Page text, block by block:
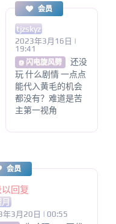
会员
tjzskyz
2023年3月16日 |
19:41
@ 闪电旋风劈
还没
玩 什么剧情 一点点
能代入黄毛的机会
都没有？难道是苦
主第一视角
会员
回复
年3月20日 | 00:55